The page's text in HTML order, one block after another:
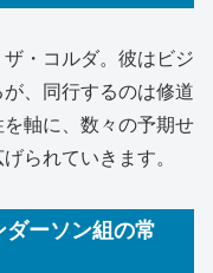
・コルダ。彼はビジ
、同行するのは修道
軸に、数々の予期せ
られていきます。
ーソン組の常